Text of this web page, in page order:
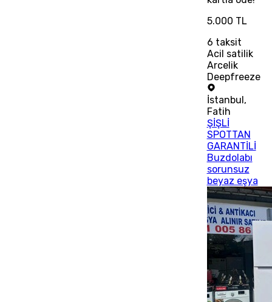
5.000 TL
6 taksit
Acil satilik
Arcelik
Deepfreeze
İstanbul,
Fatih
ŞİŞLİ
SPOTTAN
GARANTİLİ
Buzdolabı
sorunsuz
beyaz eşya